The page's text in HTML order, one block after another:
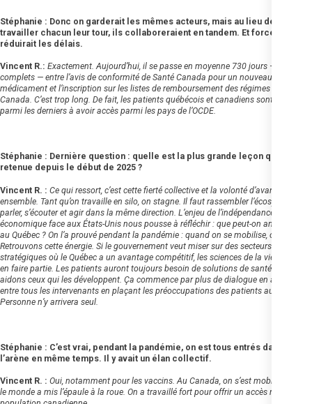
Stéphanie : Donc on garderait les mêmes acteurs, mais au lieu de
travailler chacun leur tour, ils collaboreraient en tandem. Et forcément, ça
réduirait les délais.
Vincent R.: Exactement. Aujourd’hui, il se passe en moyenne 730 jours — deux ans
complets — entre l’avis de conformité de Santé Canada pour un nouveau
médicament et l’inscription sur les listes de remboursement des régimes publics au
Canada. C’est trop long. De fait, les patients québécois et canadiens sont souvent
parmi les derniers à avoir accès parmi les pays de l’OCDE.
Stéphanie : Dernière question : quelle est la plus grande leçon que tu as
retenue depuis le début de 2025 ?
Vincent R. : Ce qui ressort, c’est cette fierté collective et la volonté d’avancer
ensemble. Tant qu’on travaille en silo, on stagne. Il faut rassembler l’écosystème, se
parler, s’écouter et agir dans la même direction. L’enjeu de l’indépendance
économique face aux États-Unis nous pousse à réfléchir : que peut-on améliorer ici,
au Québec ? On l’a prouvé pendant la pandémie : quand on se mobilise, on avance.
Retrouvons cette énergie. Si le gouvernement veut miser sur des secteurs
stratégiques où le Québec a un avantage compétitif, les sciences de la vie doivent
en faire partie. Les patients auront toujours besoin de solutions de santé — alors
aidons ceux qui les développent. Ça commence par plus de dialogue en amont
entre tous les intervenants en plaçant les préoccupations des patients au centre.
Personne n’y arrivera seul.
Stéphanie : C’est vrai, pendant la pandémie, on est tous entrés dans
l’arène en même temps. Il y avait un élan collectif.
Vincent R. : Oui, notamment pour les vaccins. Au Canada, on s’est mobilisés. Tout
le monde a mis l’épaule à la roue. On a travaillé fort pour offrir un accès rapide à la